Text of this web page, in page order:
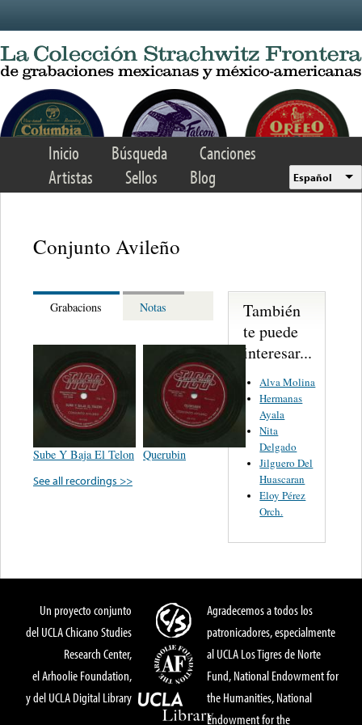
Inicio Búsqueda
Canciones
Artistas
Sellos Blog Español
Conjunto Avileño
Grabacions Notas
Sube Y Baja El Telon Querubin
See all recordings >>
También
te puede
interesar...
Alva Molina
Hermanas
Ayala
Nita
Delgado
Jilguero Del
Huascaran
Eloy Pérez
Orch.
Un proyecto conjunto
del UCLA Chicano Studies
Research Center,
el Arhoolie Foundation,
y del UCLA Digital Library
Agradecemos a todos los
patronicadores, especialmente
al UCLA Los Tigres de Norte
Fund, National Endowment for
the Humanities, National
Endowment for the